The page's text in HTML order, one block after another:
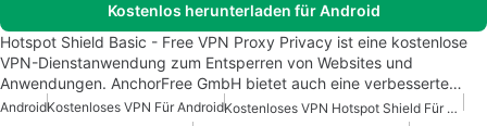
Kostenlos herunterladen für Android
Hotspot Shield Basic - Free VPN Proxy Privacy ist eine kostenlose
VPN-Dienstanwendung zum Entsperren von Websites und
Anwendungen. AnchorFree GmbH bietet auch eine verbesserte…
AndroidKostenloses VPN Für Android
Kostenloses VPN Hotspot Shield Für Android